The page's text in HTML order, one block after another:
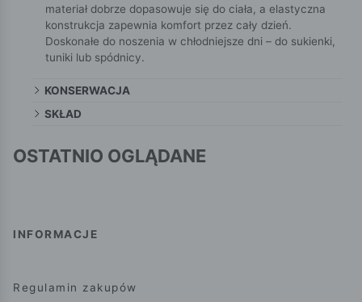
materiał dobrze dopasowuje się do ciała, a elastyczna
konstrukcja zapewnia komfort przez cały dzień.
Doskonałe do noszenia w chłodniejsze dni – do sukienki,
tuniki lub spódnicy.
KONSERWACJA
SKŁAD
OSTATNIO OGLĄDANE
INFORMACJE
Regulamin zakupów